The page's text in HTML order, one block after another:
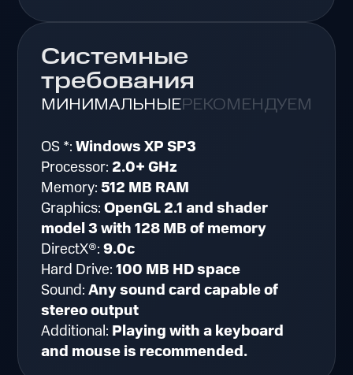
Системные
требования
МИНИМАЛЬНЫЕРЕКОМЕНДУЕМЫЕ
OS *:Windows XP SP3
Processor: 2.0+ GHz
Memory:512 MB RAM
Graphics:OpenGL 2.1 and shader
model 3 with 128 MB of memory
DirectX®:9.0c
Hard Drive:100 MB HD space
Sound:Any sound card capable of
stereo output
Additional: Playing with a keyboard
and mouse is recommended.